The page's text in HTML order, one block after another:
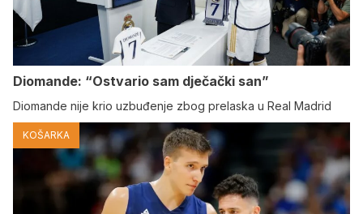
Diomande: “Ostvario sam dječački san”
Diomande nije krio uzbuđenje zbog prelaska u Real Madrid
KOŠARKA